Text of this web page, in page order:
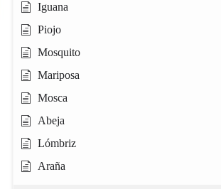
Iguana
Piojo
Mosquito
Mariposa
Mosca
Abeja
Lómbriz
Araña